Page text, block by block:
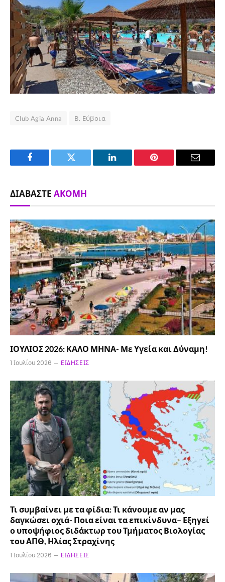
Club Agia Anna Β. Εύβοια
Facebook Twitter LinkedIn Pinterest Email
ΔΙΑΒΆΣΤΕ ΑΚΌΜΗ
ΙΟΥΛΙΟΣ 2026: ΚΑΛΟ ΜΗΝΑ- Με Υγεία και Δύναμη!
1 Ιουλίου 2026 ΕΙΔΉΣΕΙΣ
Τι συμβαίνει με τα φίδια: Τι κάνουμε αν μας
δαγκώσει οχιά- Ποια είναι τα επικίνδυνα– Εξηγεί
ο υποψήφιος διδάκτωρ του Τμήματος Βιολογίας
του ΑΠΘ, Ηλίας Στραχίνης
1 Ιουλίου 2026 ΕΙΔΉΣΕΙΣ